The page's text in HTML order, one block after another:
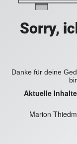
Sorry,
Danke für deine
Aktuelle
Marion